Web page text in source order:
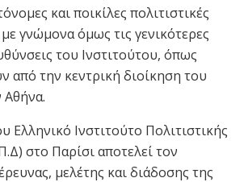
και ποικίλες πολιτιστικές
γνώμονα όμως τις γενικότερες
του Ινστιτούτου, όπως
από την κεντρική διοίκηση του
Αθήνα.
Ελληνικό Ινστιτούτο Πολιτιστικής
στο Παρίσι αποτελεί τον
μελέτης και διάδοσης της